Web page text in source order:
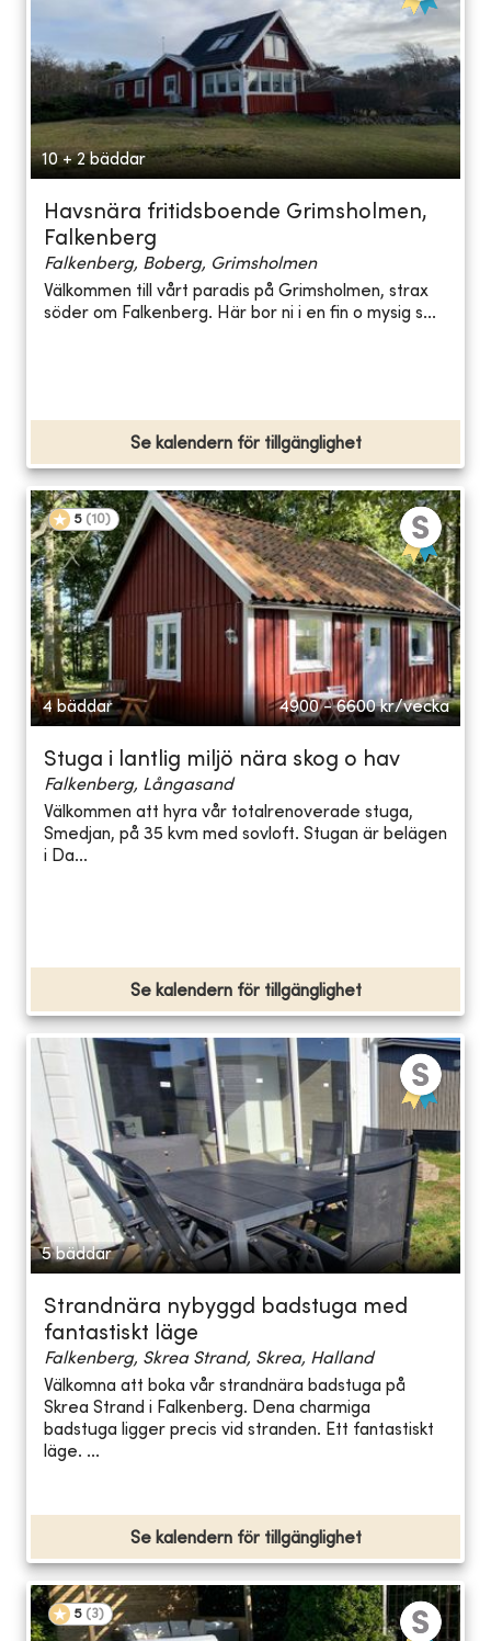
10 + 2 bäddar
Havsnära fritidsboende Grimsholmen,
Falkenberg
Falkenberg, Boberg, Grimsholmen
Välkommen till vårt paradis på Grimsholmen, strax
söder om Falkenberg. Här bor ni i en fin o mysig s...
Se kalendern för tillgänglighet
5 (10)
4 bäddar 4900 - 6600 kr/vecka
Stuga i lantlig miljö nära skog o hav
Falkenberg, Långasand
Välkommen att hyra vår totalrenoverade stuga,
Smedjan, på 35 kvm med sovloft. Stugan är belägen
i Da...
Se kalendern för tillgänglighet
5 bäddar
Strandnära nybyggd badstuga med
fantastiskt läge
Falkenberg, Skrea Strand, Skrea, Halland
Välkomna att boka vår strandnära badstuga på
Skrea Strand i Falkenberg. Dena charmiga
badstuga ligger precis vid stranden. Ett fantastiskt
läge. ...
Se kalendern för tillgänglighet
5 (3)